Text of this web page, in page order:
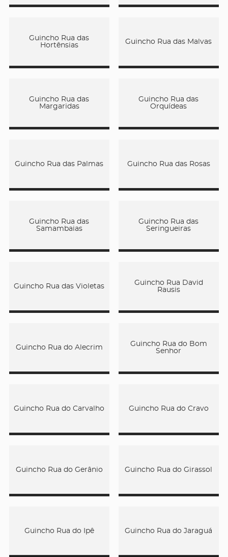
Guincho Rua das
Hortênsias
Guincho Rua das Malvas
Guincho Rua das
Margaridas
Guincho Rua das
Orquídeas
Guincho Rua das Palmas Guincho Rua das Rosas
Guincho Rua das
Samambaias
Guincho Rua das
Seringueiras
Guincho Rua das Violetas
Guincho Rua David
Rausis
Guincho Rua do Alecrim
Guincho Rua do Bom
Senhor
Guincho Rua do Carvalho Guincho Rua do Cravo
Guincho Rua do Gerânio Guincho Rua do Girassol
Guincho Rua do Ipê Guincho Rua do Jaraguá